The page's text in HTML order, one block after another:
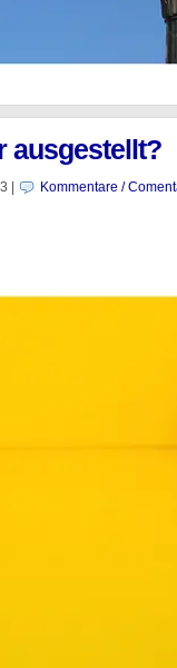
ausgestellt?
Kommentare /